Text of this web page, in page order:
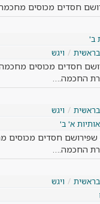
חסדים מכוסים
ב'
בראשית ויגש
חסדים מכוסים מחכמה.
החכמה.…
בראשית
ויגש
אותיות א' ב'
שפירושם חסדים מכוסים
החכמה.…
בראשית
ויגש